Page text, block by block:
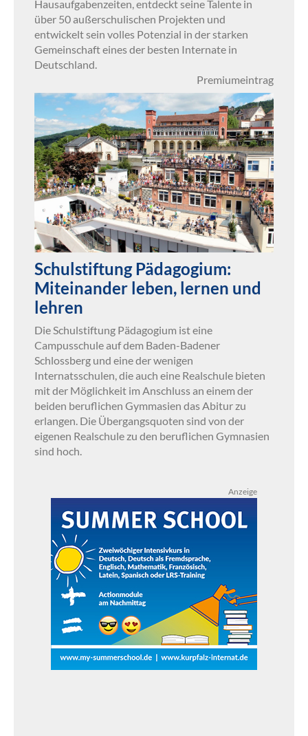
Hausaufgabenzeiten, entdeckt seine Talente in
über 50 außerschulischen Projekten und
entwickelt sein volles Potenzial in der starken
Gemeinschaft eines der besten Internate in
Deutschland.
Premiumeintrag
Schulstiftung Pädagogium:
Miteinander leben, lernen und
lehren
Die Schulstiftung Pädagogium ist eine
Campusschule auf dem Baden-Badener
Schlossberg und eine der wenigen
Internatsschulen, die auch eine Realschule bieten
mit der Möglichkeit im Anschluss an einem der
beiden beruflichen Gymmasien das Abitur zu
erlangen. Die Übergangsquoten sind von der
eigenen Realschule zu den beruflichen Gymnasien
sind hoch.
Anzeige